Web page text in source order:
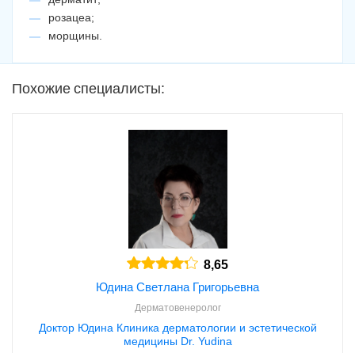
розацеа;
морщины.
Похожие специалисты:
8,65
Юдина Светлана Григорьевна
Дерматовенеролог
Доктор Юдина Клиника дерматологии и эстетической
медицины Dr. Yudina